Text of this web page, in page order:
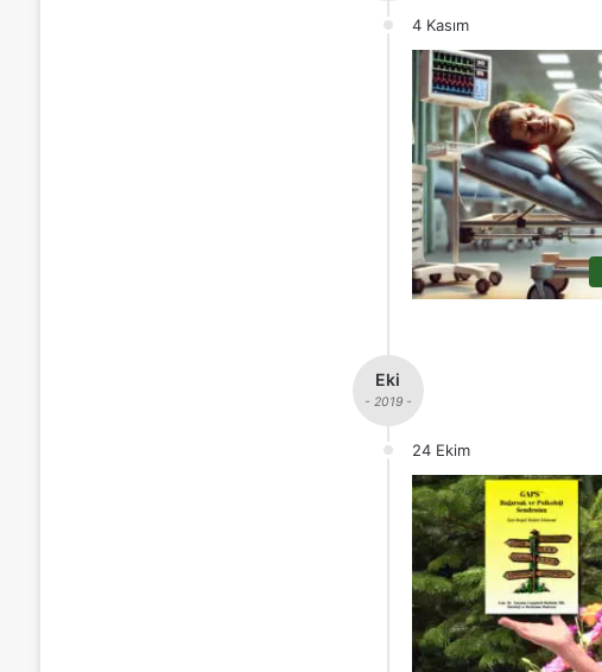
4 Kasım
Eki
- 2019 -
24 Ekim